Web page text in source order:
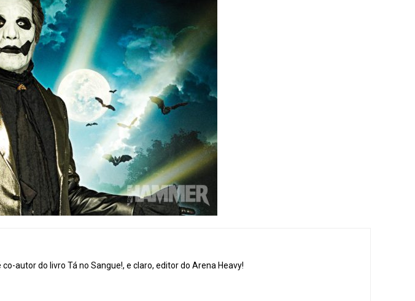
autor do livro Tá no Sangue!, e claro, editor do Arena Heavy!